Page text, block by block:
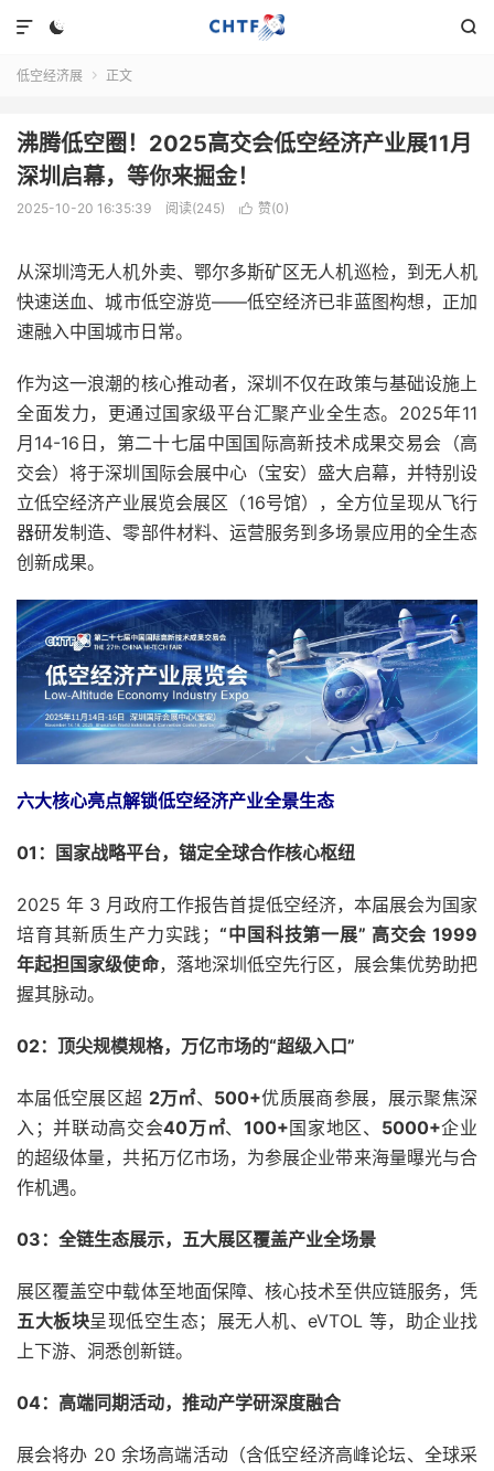
 

低空经济展  正文
沸腾低空圈！2025高交会低空经济产业展11月
深圳启幕，等你来掘金！
2025-10-20 16:35:39 阅读(245)  赞(0)
从深圳湾无人机外卖、鄂尔多斯矿区无人机巡检，到无人机
快速送血、城市低空游览——低空经济已非蓝图构想，正加
速融入中国城市日常。
作为这一浪潮的核心推动者，深圳不仅在政策与基础设施上
全面发力，更通过国家级平台汇聚产业全生态。2025年11
月14-16日，第二十七届中国国际高新技术成果交易会（高
交会）将于深圳国际会展中心（宝安）盛大启幕，并特别设
立低空经济产业展览会展区（16号馆），全方位呈现从飞行
器研发制造、零部件材料、运营服务到多场景应用的全生态
创新成果。
六大核心亮点解锁低空经济产业全景生态
01： 国家战略平台， 锚定全球合作核心枢纽
2025 年 3 月政府工作报告首提低空经济，本届展会为国家
培育其新质生产力实践；“中国科技第一展” 高交会 1999
年起担国家级使命，落地深圳低空先行区，展会集优势助把
握其脉动。
02： 顶尖规模规格， 万亿市场的“超级入口”
本届低空展区超 2万㎡、 500+优质展商参展，展示聚焦深
入；并联动高交会40万㎡、 100+国家地区、 5000+企业
的超级体量，共拓万亿市场，为参展企业带来海量曝光与合
作机遇。
03： 全链生态展示， 五大展区覆盖产业全场景
展区覆盖空中载体至地面保障、核心技术至供应链服务，凭
五大板块呈现低空生态；展无人机、eVTOL 等，助企业找
上下游、洞悉创新链。
04： 高端同期活动， 推动产学研深度融合
展会将办 20 余场高端活动（含低空经济高峰论坛、全球采